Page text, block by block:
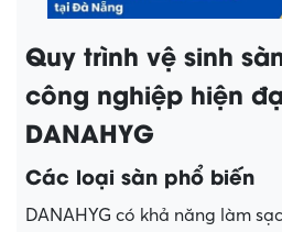
Quy trình vệ sinh
công nghiệp hiện
DANAHYG
Các loại sàn phổ biến
DANAHYG có khả năng làm